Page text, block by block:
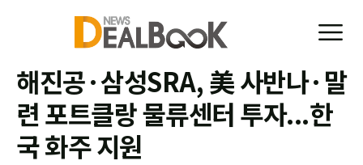
해진공·삼성SRA, 美 사반나·말
련 포트클랑 물류센터 투자...한
국 화주 지원